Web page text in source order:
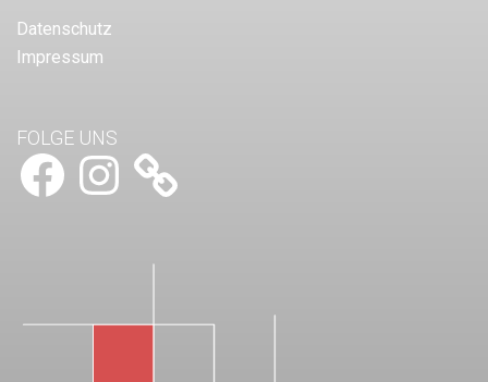
Datenschutz
Impressum
FOLGE UNS
FacebookInstagram